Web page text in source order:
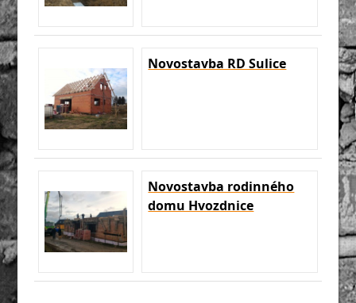
Novostavba RD Sulice
Novostavba rodinného
domu Hvozdnice